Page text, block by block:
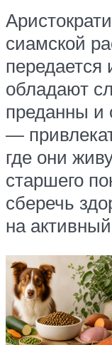
сиамской
обладают
преданны и
—
где они
старшего
сберечь
на